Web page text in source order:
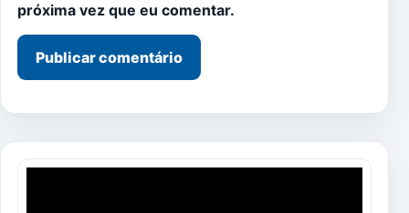
próxima vez que eu comentar.